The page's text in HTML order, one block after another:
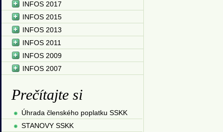
INFOS 2017
INFOS 2015
INFOS 2013
INFOS 2011
INFOS 2009
INFOS 2007
Prečítajte si
Úhrada členského poplatku SSKK
STANOVY SSKK